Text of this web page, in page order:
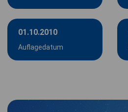
01.10.2010
Auflagedatum